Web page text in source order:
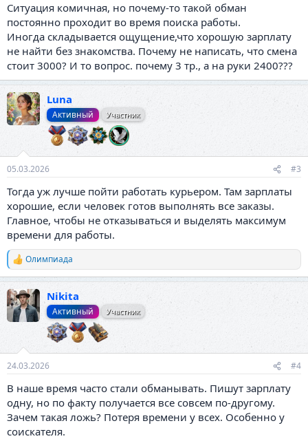
Ситуация комичная, но почему-то такой обман
постоянно проходит во время поиска работы.
Иногда складывается ощущение,что хорошую зарплату
не найти без знакомства. Почему не написать, что смена
стоит 3000? И то вопрос. почему 3 тр., а на руки 2400???
Luna
Активный Участник
05.03.2026 #3
Тогда уж лучше пойти работать курьером. Там зарплаты
хорошие, если человек готов выполнять все заказы.
Главное, чтобы не отказываться и выделять максимум
времени для работы.
Р
е
к
ц
и
Олимпиада
Nikita
Активный Участник
24.03.2026 #4
В наше время часто стали обманывать. Пишут зарплату
одну, но по факту получается все совсем по-другому.
Зачем такая ложь? Потеря времени у всех. Особенно у
соискателя.